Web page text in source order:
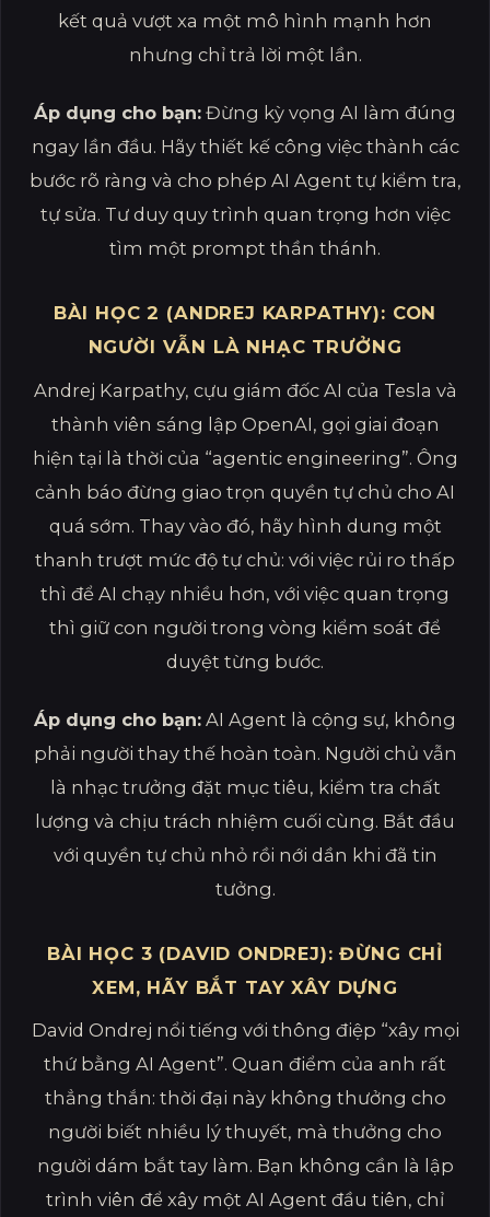
kết quả vượt xa một mô hình mạnh hơn
nhưng chỉ trả lời một lần.
Áp dụng cho bạn: Đừng kỳ vọng AI làm đúng
ngay lần đầu. Hãy thiết kế công việc thành các
bước rõ ràng và cho phép AI Agent tự kiểm tra,
tự sửa. Tư duy quy trình quan trọng hơn việc
tìm một prompt thần thánh.
BÀI HỌC 2 (ANDREJ KARPATHY): CON
NGƯỜI VẪN LÀ NHẠC TRƯỞNG
Andrej Karpathy, cựu giám đốc AI của Tesla và
thành viên sáng lập OpenAI, gọi giai đoạn
hiện tại là thời của “agentic engineering”. Ông
cảnh báo đừng giao trọn quyền tự chủ cho AI
quá sớm. Thay vào đó, hãy hình dung một
thanh trượt mức độ tự chủ: với việc rủi ro thấp
thì để AI chạy nhiều hơn, với việc quan trọng
thì giữ con người trong vòng kiểm soát để
duyệt từng bước.
Áp dụng cho bạn: AI Agent là cộng sự, không
phải người thay thế hoàn toàn. Người chủ vẫn
là nhạc trưởng đặt mục tiêu, kiểm tra chất
lượng và chịu trách nhiệm cuối cùng. Bắt đầu
với quyền tự chủ nhỏ rồi nới dần khi đã tin
tưởng.
BÀI HỌC 3 (DAVID ONDREJ): ĐỪNG CHỈ
XEM, HÃY BẮT TAY XÂY DỰNG
David Ondrej nổi tiếng với thông điệp “xây mọi
thứ bằng AI Agent”. Quan điểm của anh rất
thẳng thắn: thời đại này không thưởng cho
người biết nhiều lý thuyết, mà thưởng cho
người dám bắt tay làm. Bạn không cần là lập
trình viên để xây một AI Agent đầu tiên, chỉ